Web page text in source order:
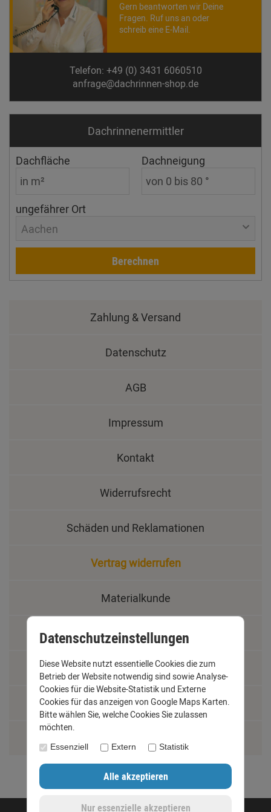
Gern beantworten wir Deine
Fragen. Ruf uns an oder
schreib eine E-Mail.
Telefon: +49 (0) 3431 6060510
anfrage@dachrinnen-shop.de
Dachrinnen­ermittler
Dachfläche Dachneigung
ungefährer Ort
Aachen
Berechnen
Zahlung & Versand
Datenschutz
AGB
Impressum
Kontakt
Widerrufsrecht
Schäden und Reklamationen
Vertrag widerrufen
Materialkunde
Fachbegriffe
Jobs
Montage und Installationshilfen
Datenschutzeinstellungen
Diese Website nutzt essentielle Cookies die zum
Betrieb der Website notwendig sind sowie Analyse-
Cookies für die Website-Statistik und Externe
Cookies für das anzeigen von Google Maps Karten.
Bitte wählen Sie, welche Cookies Sie zulassen
möchten.
Essenziell Extern Statistik